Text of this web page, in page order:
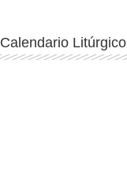
Calendario Litúrgico